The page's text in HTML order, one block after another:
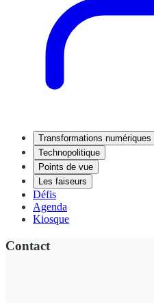
Transformations numériques
Technopolitique
Points de vue
Les faiseurs
Défis
Agenda
Kiosque
Contact